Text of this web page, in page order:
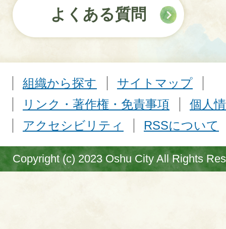
よくある質問
組織から探す
サイトマップ
リンク・著作権・免責事項
個人
アクセシビリティ
RSSについて
Copyright (c) 2023 Oshu City All Rights